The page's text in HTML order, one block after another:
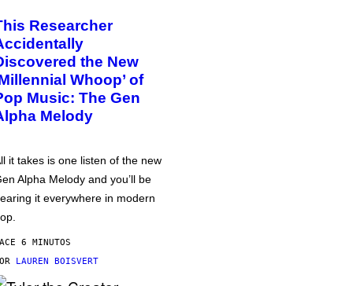
Researcher
the New
Whoop’ of
Music: The Gen
Melody
it takes is one listen of the new
Alpha Melody and you’ll be
it everywhere in modern
6 MINUTOS
LAUREN BOISVERT